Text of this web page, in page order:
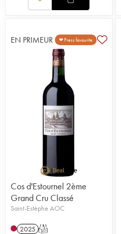
EN PRIMEUR ❤ Press favourite
Cos d'Estournel 2ème
Grand Cru Classé
Saint-Estèphe AOC
2025 T